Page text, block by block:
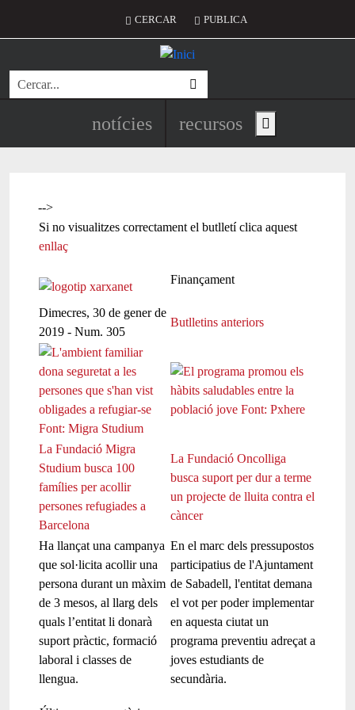
Menú del compte d'usuari
CERCAR PUBLICA
Cerca
Navegació principal de
notícies recursos Show main menu
-->
Si no visualitzes correctament el butlletí clica aquest
enllaç
Finançament
Dimecres, 30 de gener de
2019 - Num. 305
Butlletins anteriors
La Fundació Migra
Studium busca 100
famílies per acollir
persones refugiades a
Barcelona
La Fundació Oncolliga
busca suport per dur a terme
un projecte de lluita contra el
càncer
Ha llançat una campanya
que sol·licita acollir una
persona durant un màxim
de 3 mesos, al llarg dels
quals l’entitat li donarà
suport pràctic, formació
laboral i classes de
llengua.
En el marc dels pressupostos
participatius de l'Ajuntament
de Sabadell, l'entitat demana
el vot per poder implementar
en aquesta ciutat un
programa preventiu adreçat a
joves estudiants de
secundària.